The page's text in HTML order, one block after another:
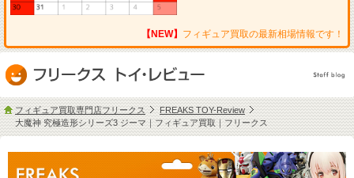
【NEW】 フィギュア買取の最新相場情報です！
フィギュア買取専門店フリークス
FREAKS TOY-Review
大魔神 究極造形シリーズ3 ジーマ｜フィギュア買取｜フリークス